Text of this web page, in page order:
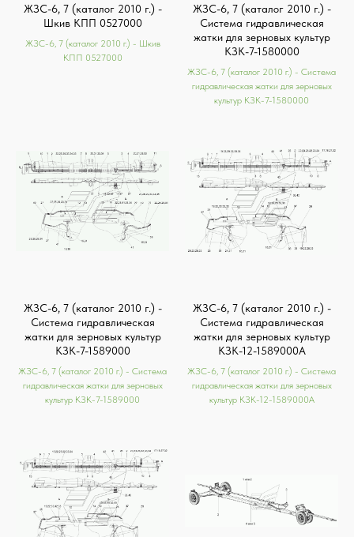
ЖЗС-6, 7 (каталог 2010 г.) -
Шкив КПП 0527000
ЖЗС-6, 7 (каталог 2010 г.) - Шкив
КПП 0527000
ЖЗС-6, 7 (каталог 2010 г.) -
Система гидравлическая
жатки для зерновых культур
КЗК-7-1580000
ЖЗС-6, 7 (каталог 2010 г.) - Система
гидравлическая жатки для зерновых
культур КЗК-7-1580000
ЖЗС-6, 7 (каталог 2010 г.) -
Система гидравлическая
жатки для зерновых культур
КЗК-7-1589000
ЖЗС-6, 7 (каталог 2010 г.) - Система
гидравлическая жатки для зерновых
культур КЗК-7-1589000
ЖЗС-6, 7 (каталог 2010 г.) -
Система гидравлическая
жатки для зерновых культур
КЗК-12-1589000А
ЖЗС-6, 7 (каталог 2010 г.) - Система
гидравлическая жатки для зерновых
культур КЗК-12-1589000А